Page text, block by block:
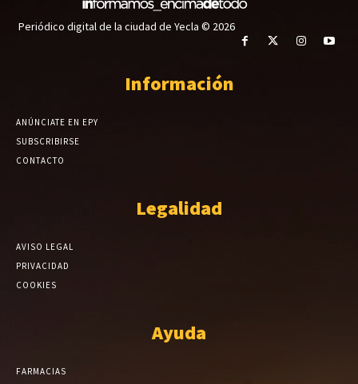
Periódico digital de la ciudad de Yecla © 2026
Información
ANÚNCIATE EN EPY
SUBSCRIBIRSE
CONTACTO
Legalidad
AVISO LEGAL
PRIVACIDAD
COOKIES
Ayuda
FARMACIAS